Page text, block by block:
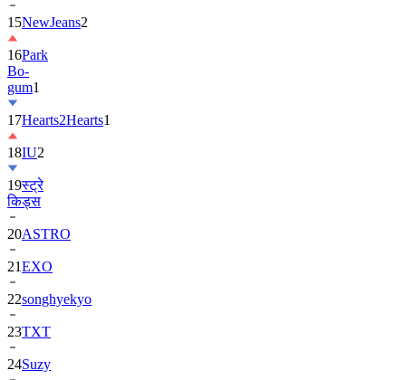
15NewJeans2
16Park
Bo-
gum1
17Hearts2Hearts1
18IU2
19स्ट्रे
किड्स
20ASTRO
21EXO
22songhyekyo
23TXT
24Suzy